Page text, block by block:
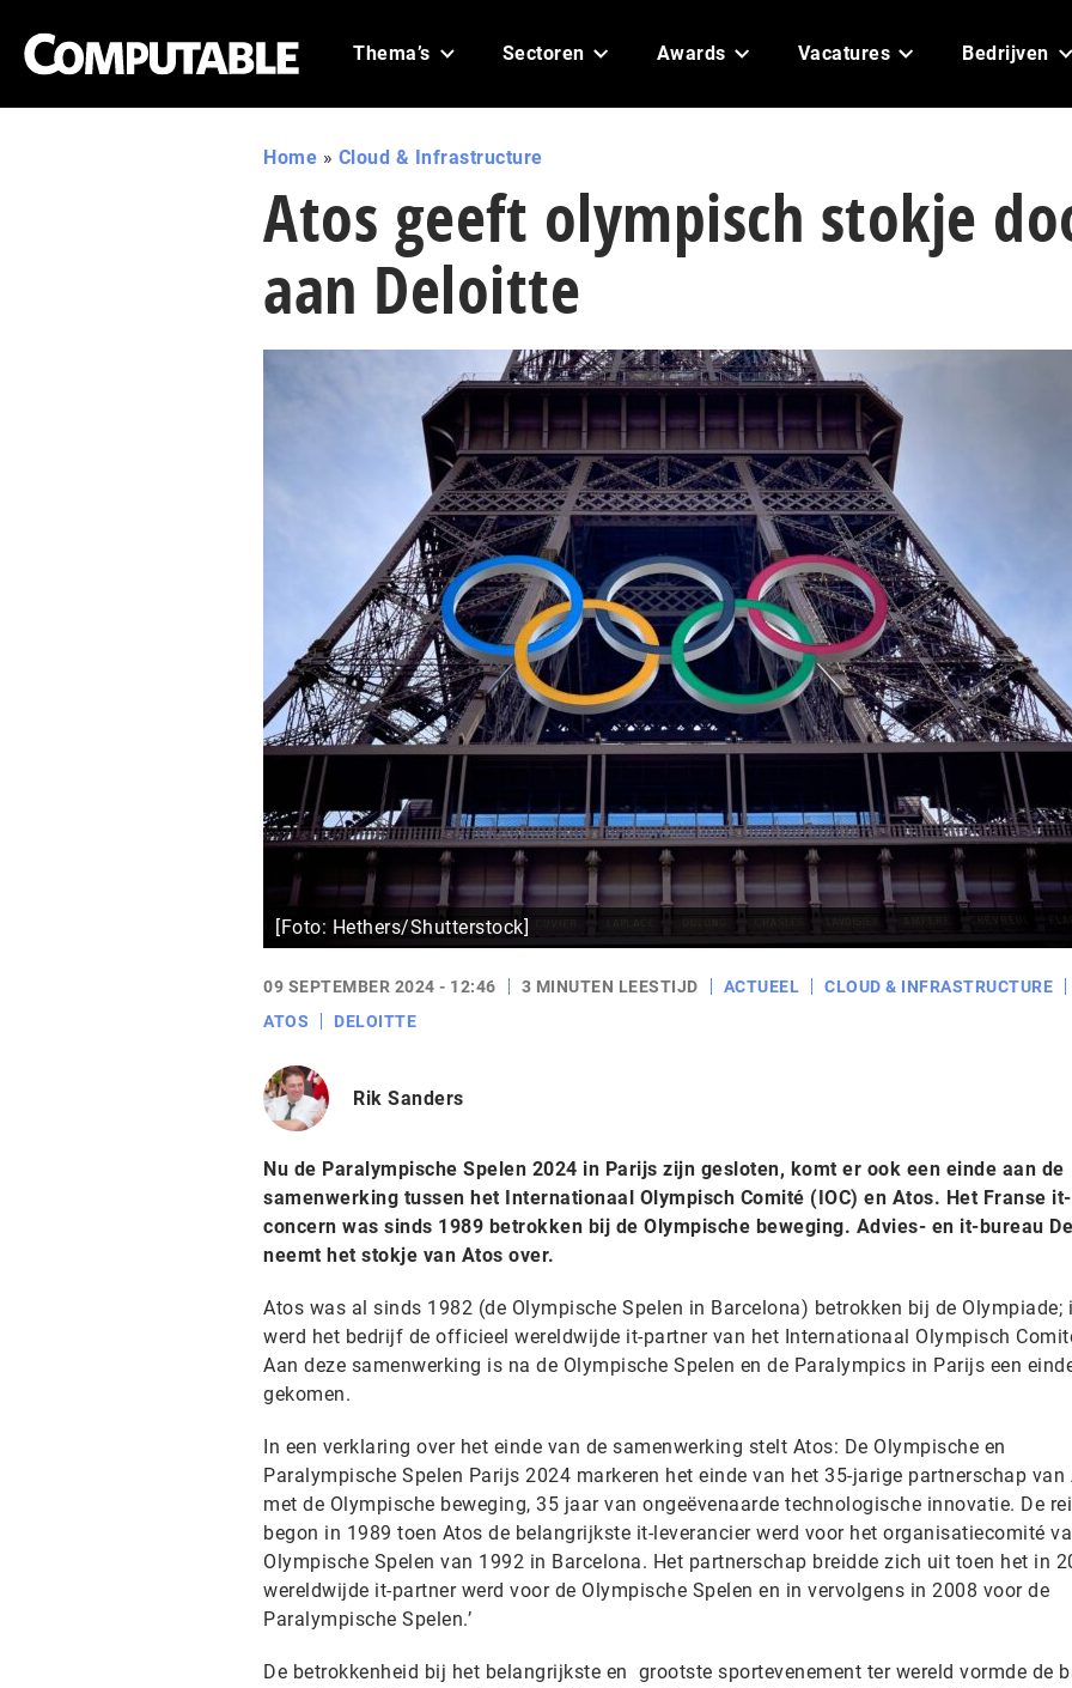
Thema’s Sectoren Awards Vacatures Bedrijven
Home » Cloud & Infrastructure
Atos geeft olympisch stokje
aan Deloitte
[Foto: Hethers/Shutterstock]
09 SEPTEMBER 2024 - 12:46 3 MINUTEN LEESTIJD ACTUEEL
CLOUD & INFRASTRUCTURE
ATOS
DELOITTE
Rik Sanders
Nu de Paralympische Spelen 2024 in Parijs zijn gesloten, komt er ook een einde aan de
samenwerking tussen het Internationaal Olympisch Comité (IOC) en Atos. Het Franse it-
concern was sinds 1989 betrokken bij de Olympische beweging. Advies- en it-bureau
neemt het stokje van Atos over.
Atos was al sinds 1982 (de Olympische Spelen in Barcelona) betrokken bij de Olympiade;
werd het bedrijf de officieel wereldwijde it-partner van het Internationaal Olympisch
Aan deze samenwerking is na de Olympische Spelen en de Paralympics in Parijs een
gekomen.
In een verklaring over het einde van de samenwerking stelt Atos: De Olympische en
Paralympische Spelen Parijs 2024 markeren het einde van het 35-jarige partnerschap van
met de Olympische beweging, 35 jaar van ongeëvenaarde technologische innovatie. De
begon in 1989 toen Atos de belangrijkste it-leverancier werd voor het organisatiecomité
Olympische Spelen van 1992 in Barcelona. Het partnerschap breidde zich uit toen het in
wereldwijde it-partner werd voor de Olympische Spelen en in vervolgens in 2008 voor de
Paralympische Spelen.’
De betrokkenheid bij het belangrijkste en grootste sportevenement ter wereld vormde de